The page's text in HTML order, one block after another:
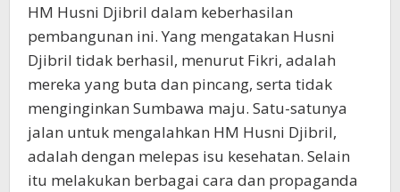
HM Husni Djibril dalam keberhasilan
pembangunan ini. Yang mengatakan Husni
Djibril tidak berhasil, menurut Fikri, adalah
mereka yang buta dan pincang, serta tidak
menginginkan Sumbawa maju. Satu-satunya
jalan untuk mengalahkan HM Husni Djibril,
adalah dengan melepas isu kesehatan. Selain
itu melakukan berbagai cara dan propaganda